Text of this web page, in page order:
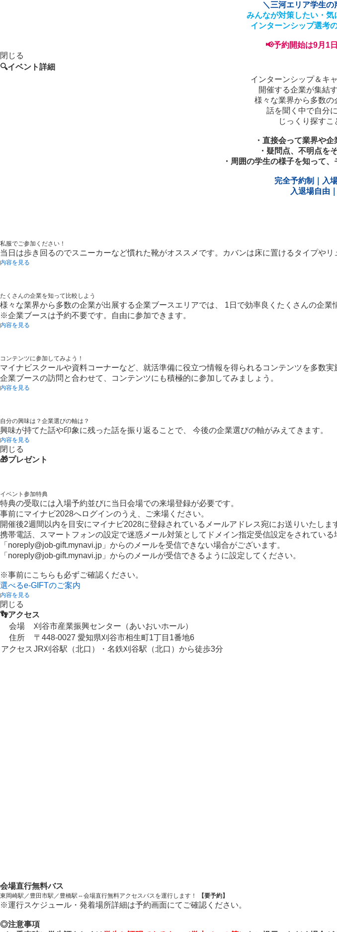
＼三河エリア学生
みんなが対策したい・気
インターンシップ選考
📢予約開始は9月1
閉じる
🔍イベント詳細
インターンシップ＆キ
開催する企業が集結
様々な業界から多数の
話を聞く中で自分
じっくり探すこ
・直接会って業界や
・疑問点、不明点を
・周囲の学生の様子を知って
完全予約制｜入
入退場自由
私服でご参加ください！
当日は歩き回るのでスニーカーなど慣れた靴がオススメです。カバンは床に置けるタイプや
内容を見る
たくさんの企業を知って比較しよう
様々な業界から多数の企業が出展する企業ブースエリアでは、 1日で効率良くたくさんの企業
※企業ブースは予約不要です。自由に参加できます。
内容を見る
コンテンツに参加してみよう！
マイナビスクールや資料コーナーなど、就活準備に役立つ情報を得られるコンテンツを多数実
企業ブースの訪問と合わせて、コンテンツにも積極的に参加してみましょう。
内容を見る
自分の興味は？企業選びの軸は？
興味が持てた話や印象に残った話を振り返ることで、 今後の企業選びの軸がみえてきます。
内容を見る
閉じる
🎁プレゼント
イベント参加特典
特典の受取には入場予約並びに当日会場での来場登録が必要です。
事前にマイナビ2028へログインのうえ、ご来場ください。
開催後2週間以内を目安にマイナビ2028に登録されているメールアドレス宛にお送りいたしま
携帯電話、スマートフォンの設定で迷惑メール対策としてドメイン指定受信設定をされている
「noreply@job-gift.mynavi.jp」からのメールを受信できない場合がございます。
「noreply@job-gift.mynavi.jp」からのメールが受信できるように設定してください。
※事前にこちらも必ずご確認ください。
選べるe-GIFTのご案内
内容を見る
閉じる
👣アクセス
会場
刈谷市産業振興センター（あいおいホール）
住所
〒448-0027 愛知県刈谷市相生町1丁目1番地6
アクセス JR刈谷駅（北口）・名鉄刈谷駅（北口）から徒歩3分
会場直行無料バス
東岡崎駅／豊田市駅／豊橋駅⇔会場直行無料アクセスバスを運行します！ 【要予約】
※運行スケジュール・発着場所詳細は予約画面にてご確認ください。
◎注意事項